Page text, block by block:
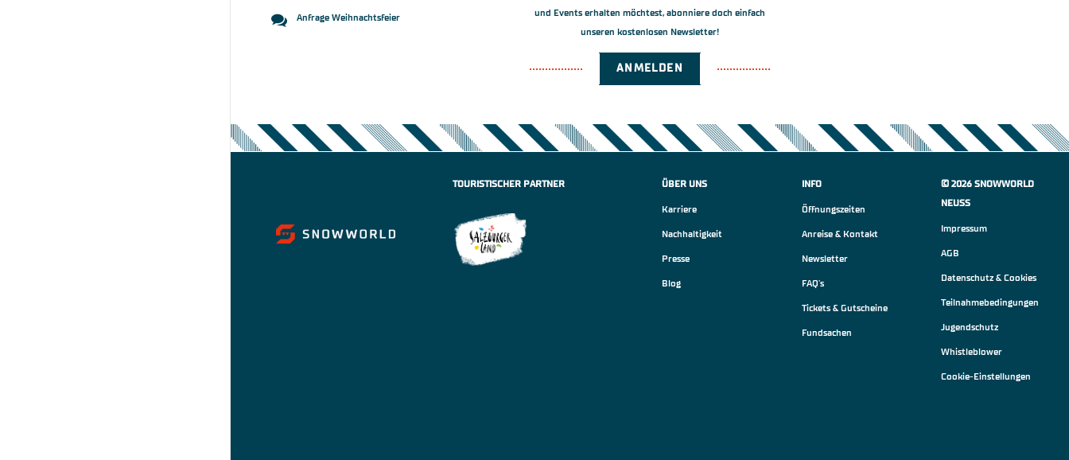
Anfrage Weihnachtsfeier
und Events erhalten möchtest, abonniere doch einfach
unseren kostenlosen Newsletter!
ANMELDEN
TOURISTISCHER PARTNER ÜBER UNS
Karriere
Nachhaltigkeit
Presse
Blog
INFO
Öffnungszeiten
Anreise & Kontakt
Newsletter
FAQ's
Tickets & Gutscheine
Fundsachen
© 2026 SNOWWORLD
NEUSS
Impressum
AGB
Datenschutz & Cookies
Teilnahmebedingungen
Jugendschutz
Whistleblower
Cookie-Einstellungen